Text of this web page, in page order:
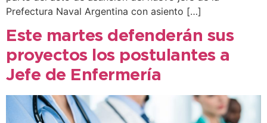
Prefectura Naval Argentina con asiento […]
Este martes defenderán sus
proyectos los postulantes a
Jefe de Enfermería